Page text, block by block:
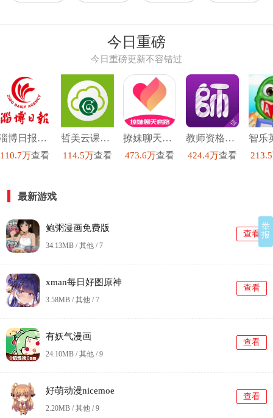
今日重磅
今日重磅更新不容错过
淄博日报官方最新版
110.7万查看
哲美云课堂最新免费版
114.5万查看
撩妹聊天套路安卓免费版
473.6万查看
教师资格证手机最新版
424.4万查看
最新游戏
鲍粥漫画免费版
34.13MB / 其他 /7
查看
xman每日好图原神
3.58MB / 其他 /7
查看
有妖气漫画
24.10MB / 其他 /9
查看
好萌动漫nicemoe
2.20MB / 其他 /9
查看
举
报